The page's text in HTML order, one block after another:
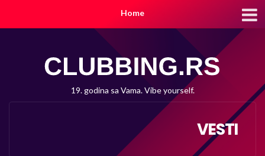
Home
19. godina sa Vama. Vibe yourself.
VESTI